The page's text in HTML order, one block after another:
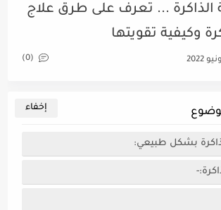
الذاكرة ... تعرف على طرق علاج
وكيفية تقويتها
(0)
بشكل طبيعي: